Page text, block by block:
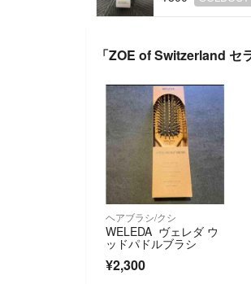
「ZOE of Switzerland セ
ヘアブラシ/クシ
WELEDA ヴェレダ ウ
ッドパドルブラシ
¥2,300